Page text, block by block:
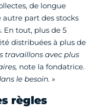
de longue
part des stocks
En tout, plus de 5
distribuées à plus de
travaillons avec plus
note la fondatrice.
le besoin. »
règles